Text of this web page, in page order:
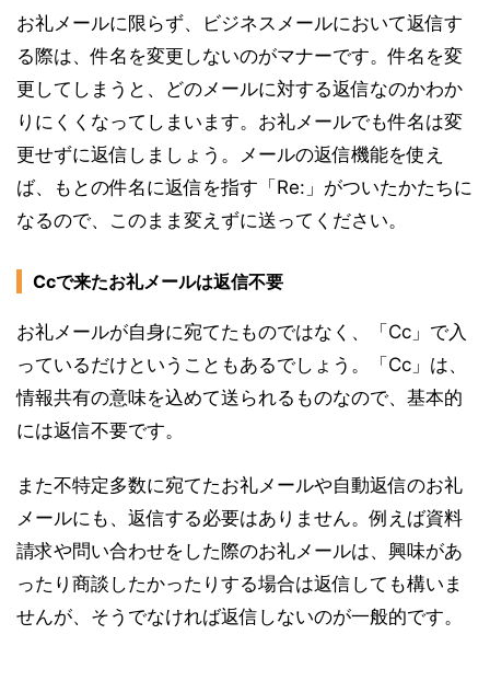
お礼メールに限らず、ビジネスメールにおいて返信す
る際は、件名を変更しないのがマナーです。件名を変
更してしまうと、どのメールに対する返信なのかわか
りにくくなってしまいます。お礼メールでも件名は変
更せずに返信しましょう。メールの返信機能を使え
ば、もとの件名に返信を指す「Re:」がついたかたちに
なるので、このまま変えずに送ってください。
Ccで来たお礼メールは返信不要
お礼メールが自身に宛てたものではなく、「Cc」で入
っているだけということもあるでしょう。「Cc」は、
情報共有の意味を込めて送られるものなので、基本的
には返信不要です。
また不特定多数に宛てたお礼メールや自動返信のお礼
メールにも、返信する必要はありません。例えば資料
請求や問い合わせをした際のお礼メールは、興味があ
ったり商談したかったりする場合は返信しても構いま
せんが、そうでなければ返信しないのが一般的です。